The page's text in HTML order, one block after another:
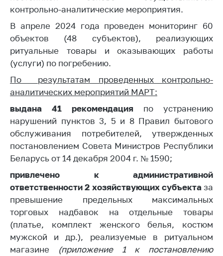
символы
5 лет МАРТ
Деятельность
Ценовая политика
Антимонопольное
регулирование и
конкуренция
Торговля и услуги
Регулирование и
контроль закупок
Защита прав
потребителей
Регулирование
рекламной
деятельности
Международное
сотрудничество
контрольно-аналитические мероприятия.
В апреле 2024 года проведен мониторинг 60
объектов (48 субъектов), реализующих
ритуальные товары и оказывающих работы
(услуги) по погребению.
По результатам проведенных контрольно-
аналитических мероприятий МАРТ:
выдана 41 рекомендация по устранению
нарушений пунктов 3, 5 и 8 Правил бытового
обслуживания потребителей, утвержденных
постановлением Совета Министров Республики
Беларусь от 14 декабря 2004 г. № 1590;
привлечено к административной
ответственности 2 хозяйствующихсубъектаза
превышение предельных максимальных
торговых надбавок на отдельные товары
(платье, комплект женского белья, костюм
мужской и др.), реализуемые в ритуальном
магазине
(приложение 1 к постановлению